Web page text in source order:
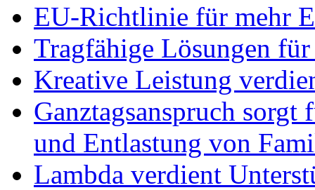
EU-Richtlinie für mehr
Tragfähige Lösungen
Kreative Leistung
Ganztagsanspruch
und Entlastung von
Lambda verdient